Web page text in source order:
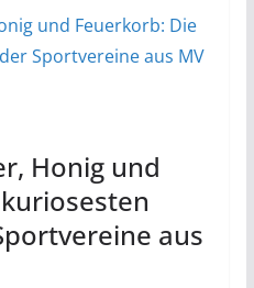
Honig und
aus